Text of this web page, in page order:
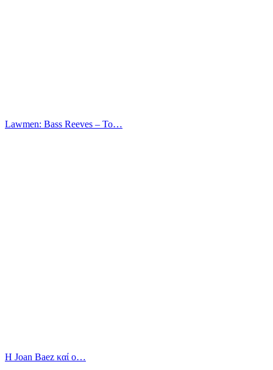
Lawmen: Bass Reeves – Το…
Η Joan Baez καί ο…